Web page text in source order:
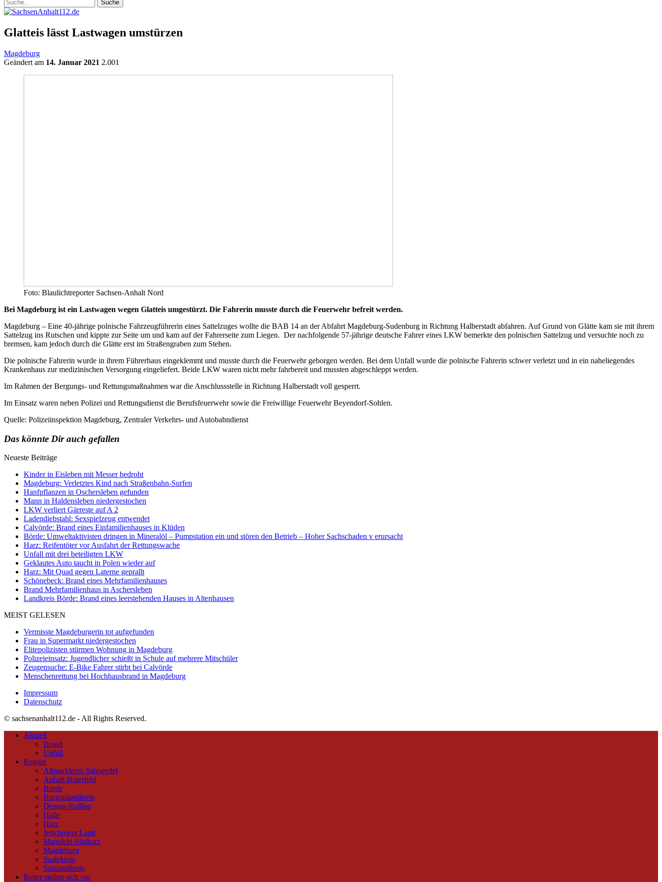
Glatteis lässt Lastwagen umstürzen
Magdeburg
Geändert am 14. Januar 2021 2.001
Foto: Blaulichtreporter Sachsen-Anhalt Nord
Bei Magdeburg ist ein Lastwagen wegen Glatteis umgestürzt. Die Fahrerin musste durch die Feuerwehr befreit werden.
Magdeburg – Eine 40-jährige polnische Fahrzeugführerin eines Sattelzuges wollte die BAB 14 an der Abfahrt Magdeburg-Sudenburg in Richtung Halberstadt abfahren. Auf Grund von Glätte kam sie mit ihrem
Sattelzug ins Rutschen und kippte zur Seite um und kam auf der Fahrerseite zum Liegen. Der nachfolgende 57-jährige deutsche Fahrer eines LKW bemerkte den polnischen Sattelzug und versuchte noch zu
bremsen, kam jedoch durch die Glätte erst im Straßengraben zum Stehen.
Die polnische Fahrerin wurde in ihrem Führerhaus eingeklemmt und musste durch die Feuerwehr geborgen werden. Bei dem Unfall wurde die polnische Fahrerin schwer verletzt und in ein naheliegendes
Krankenhaus zur medizinischen Versorgung eingeliefert. Beide LKW waren nicht mehr fahrbereit und mussten abgeschleppt werden.
Im Rahmen der Bergungs- und Rettungsmaßnahmen war die Anschlussstelle in Richtung Halberstadt voll gesperrt.
Im Einsatz waren neben Polizei und Rettungsdienst die Berufsfeuerwehr sowie die Freiwillige Feuerwehr Beyendorf-Sohlen.
Quelle: Polizeiinspektion Magdeburg, Zentraler Verkehrs- und Autobahndienst
Das könnte Dir auch gefallen
Neueste Beiträge
Kinder in Eisleben mit Messer bedroht
Magdeburg: Verletztes Kind nach Straßenbahn-Surfen
Hanfpflanzen in Oschersleben gefunden
Mann in Haldensleben niedergestochen
LKW verliert Gärreste auf A 2
Ladendiebstahl: Sexspielzeug entwendet
Calvörde: Brand eines Einfamilienhauses in Klüden
Börde: Umweltaktivisten dringen in Mineralöl – Pumpstation ein und stören den Betrieb – Hoher Sachschaden v erursacht
Harz: Reifentöter vor Ausfahrt der Rettungswache
Unfall mit drei beteiligten LKW
Geklautes Auto taucht in Polen wieder auf
Harz: Mit Quad gegen Laterne geprallt
Schönebeck: Brand eines Mehrfamilienhauses
Brand Mehrfamilienhaus in Aschersleben
Landkreis Börde: Brand eines leerstehenden Hauses in Altenhausen
MEIST GELESEN
Vermisste Magdeburgerin tot aufgefunden
Frau in Supermarkt niedergestochen
Elitepolizisten stürmen Wohnung in Magdeburg
Polizeieinsatz: Jugendlicher schießt in Schule auf mehrere Mitschüler
Zeugensuche: E-Bike Fahrer stirbt bei Calvörde
Menschenrettung bei Hochhausbrand in Magdeburg
Impressum
Datenschutz
© sachsenanhalt112.de - All Rights Reserved.
Aktuell
Brand
Unfall
Region
Altmarkkreis Salzwedel
Anhalt-Bitterfeld
Börde
Burgenlandkreis
Dessau-Roßlau
Halle
Harz
Jerichower Land
Mansfeld-Südharz
Magdeburg
Saalekreis
Salzlandkreis
Retter stellen sich vor